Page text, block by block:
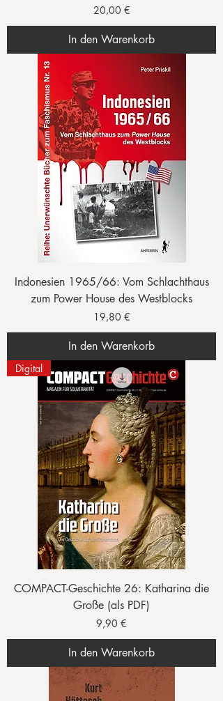
Preis
20,00 €
In den Warenkorb
Indonesien 1965/66: Vom Schlachthaus
zum Power House des Westblocks
Preis
19,80 €
In den Warenkorb
Digital
COMPACT-Geschichte 26: Katharina die
Große (als PDF)
Preis
9,90 €
In den Warenkorb